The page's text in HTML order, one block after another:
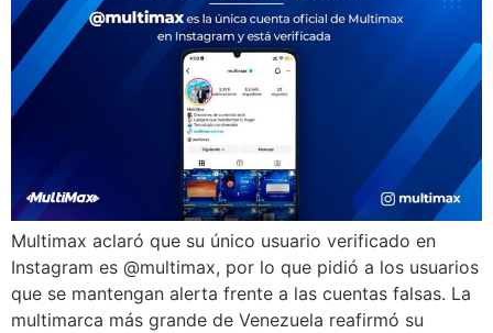
Multimax aclaró que su único usuario verificado en
Instagram es @multimax, por lo que pidió a los usuarios
que se mantengan alerta frente a las cuentas falsas. La
multimarca más grande de Venezuela reafirmó su